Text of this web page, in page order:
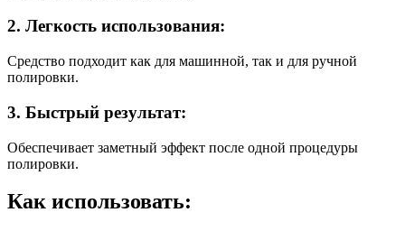
2. Легкость использования:
Средство подходит как для машинной, так и для ручной
полировки.
3. Быстрый результат:
Обеспечивает заметный эффект после одной процедуры
полировки.
Как использовать: